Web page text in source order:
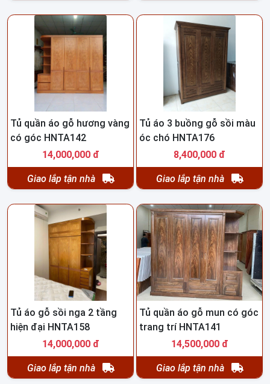
Tủ quần áo gỗ hương vàng
có góc HNTA142
14,000,000 đ
Giao lắp tận nhà
Tủ áo 3 buồng gỗ sồi màu
óc chó HNTA176
8,400,000 đ
Giao lắp tận nhà
Tủ áo gỗ sồi nga 2 tầng
hiện đại HNTA158
14,000,000 đ
Giao lắp tận nhà
Tủ quần áo gỗ mun có góc
trang trí HNTA141
14,500,000 đ
Giao lắp tận nhà